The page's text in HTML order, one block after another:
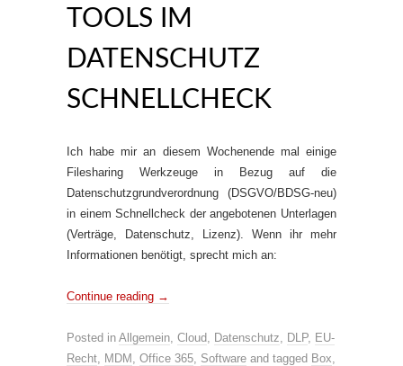
TOOLS IM
DATENSCHUTZ
SCHNELLCHECK
Ich habe mir an diesem Wochenende mal einige
Filesharing Werkzeuge in Bezug auf die
Datenschutzgrundverordnung (DSGVO/BDSG-neu)
in einem Schnellcheck der angebotenen Unterlagen
(Verträge, Datenschutz, Lizenz). Wenn ihr mehr
Informationen benötigt, sprecht mich an:
Continue reading →
Posted in Allgemein, Cloud, Datenschutz, DLP, EU-
Recht, MDM , Office 365, Software and tagged Box,